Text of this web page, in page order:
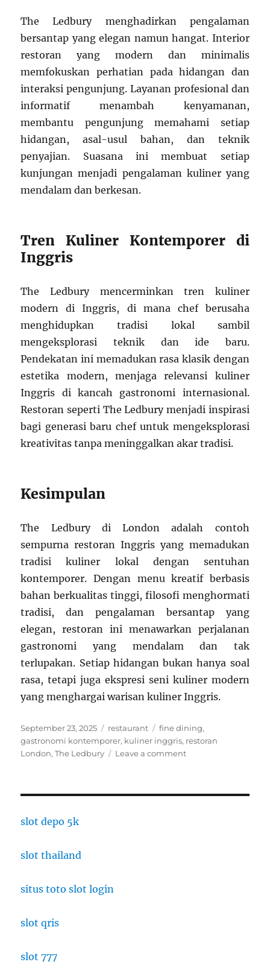
The Ledbury menghadirkan pengalaman
bersantap yang elegan namun hangat. Interior
restoran yang modern dan minimalis
memfokuskan perhatian pada hidangan dan
interaksi pengunjung. Layanan profesional dan
informatif menambah kenyamanan,
membantu pengunjung memahami setiap
hidangan, asal-usul bahan, dan teknik
penyajian. Suasana ini membuat setiap
kunjungan menjadi pengalaman kuliner yang
mendalam dan berkesan.
Tren Kuliner Kontemporer di
Inggris
The Ledbury mencerminkan tren kuliner
modern di Inggris, di mana chef berusaha
menghidupkan tradisi lokal sambil
mengeksplorasi teknik dan ide baru.
Pendekatan ini memadukan rasa klasik dengan
estetika modern, menjaga relevansi kuliner
Inggris di kancah gastronomi internasional.
Restoran seperti The Ledbury menjadi inspirasi
bagi generasi baru chef untuk mengeksplorasi
kreativitas tanpa meninggalkan akar tradisi.
Kesimpulan
The Ledbury di London adalah contoh
sempurna restoran Inggris yang memadukan
tradisi kuliner lokal dengan sentuhan
kontemporer. Dengan menu kreatif berbasis
bahan berkualitas tinggi, filosofi menghormati
tradisi, dan pengalaman bersantap yang
elegan, restoran ini menawarkan perjalanan
gastronomi yang mendalam dan tak
terlupakan. Setiap hidangan bukan hanya soal
rasa, tetapi juga ekspresi seni kuliner modern
yang menghargai warisan kuliner Inggris.
Posted
on
September 23, 2025 Categories
restaurant Tags
fine dining,
gastronomi kontemporer, kuliner inggris, restoran
London,The Ledbury Leave a commenton
slot depo 5k
slot thailand
situs toto slot login
slot qris
slot 777